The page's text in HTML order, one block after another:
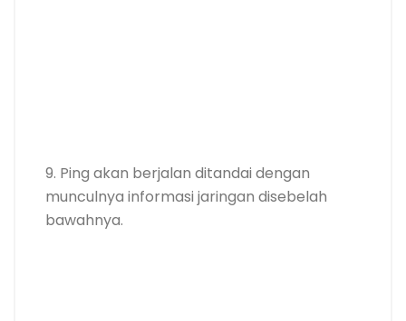
9. Ping akan berjalan ditandai dengan
munculnya informasi jaringan disebelah
bawahnya.